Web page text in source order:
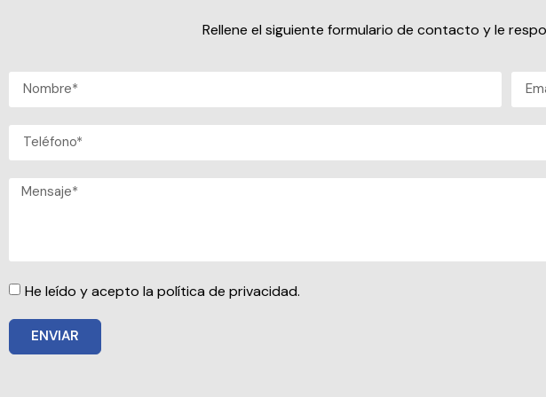
Rellene el siguiente formulario de contacto y le
He leído y acepto la política de privacidad.
ENVIAR